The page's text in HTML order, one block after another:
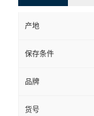
产地
保存条件
品牌
货号